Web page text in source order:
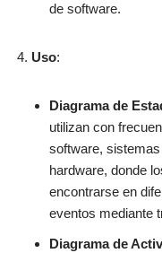
de software.
Uso:
Diagrama de
utilizan con
software,
hardware, donde
encontrarse en
eventos mediante
Diagrama de